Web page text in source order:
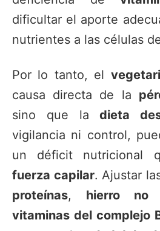
dificultar el aporte
nutrientes a las células
Por lo tanto, el
causa directa de la
sino que ladieta
vigilancia ni control,
un déficit nutricional
fuerza capilar. Ajustar
proteínas, hierro no
vitaminas del complejo